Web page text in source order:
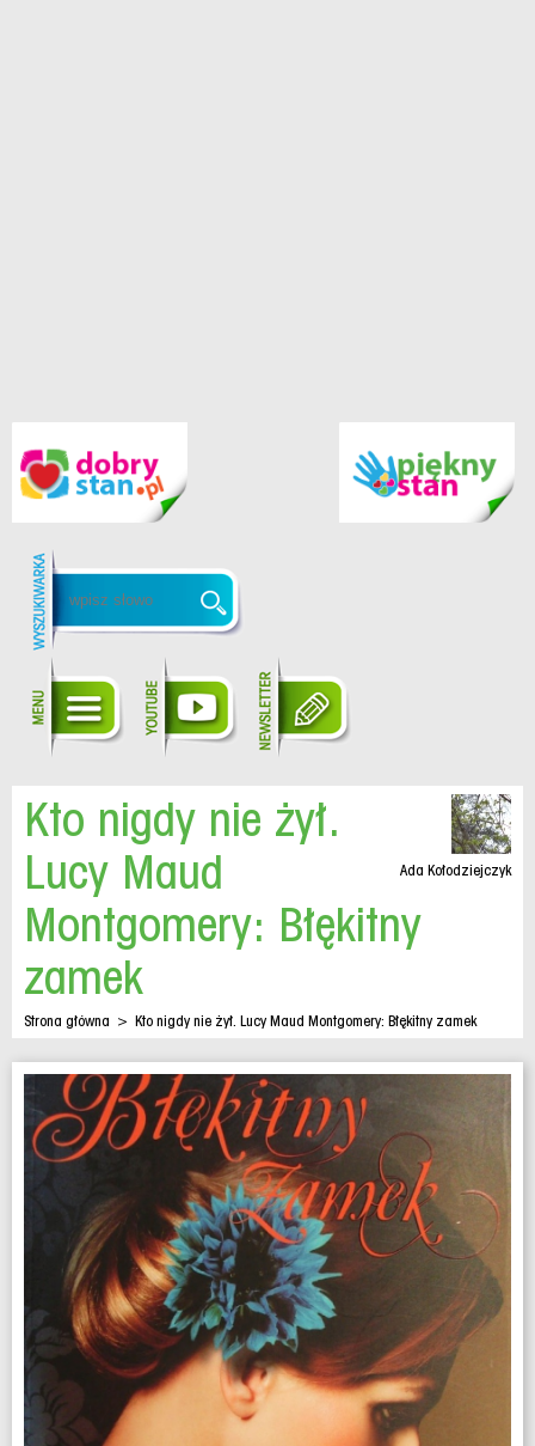
Ada Kołodziejczyk
Kto nigdy nie żył.
Lucy Maud
Montgomery: Błękitny
zamek
Strona główna > Kto nigdy nie żył. Lucy Maud Montgomery: Błękitny zamek